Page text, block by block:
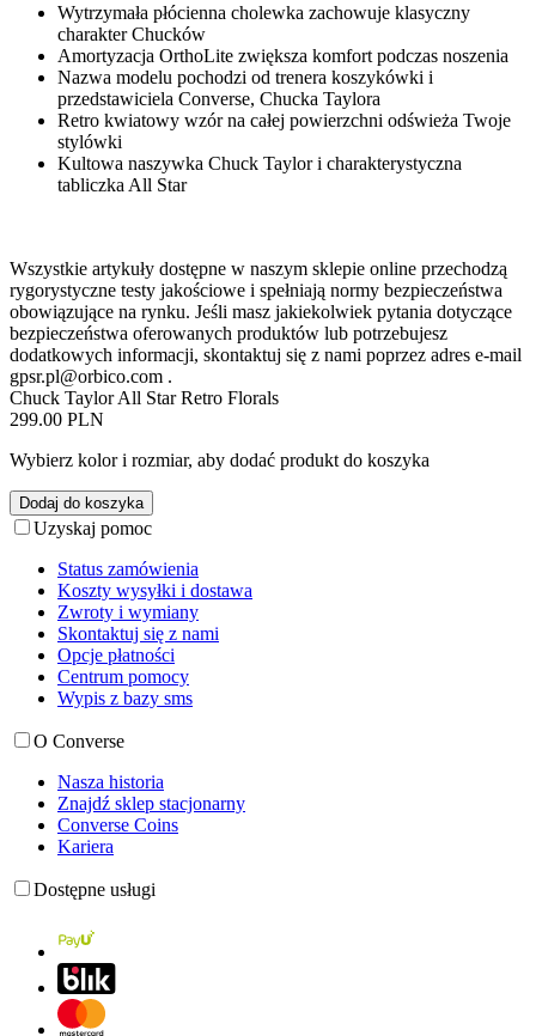
Wytrzymała płócienna cholewka zachowuje klasyczny
charakter Chucków
Amortyzacja OrthoLite zwiększa komfort podczas noszenia
Nazwa modelu pochodzi od trenera koszykówki i
przedstawiciela Converse, Chucka Taylora
Retro kwiatowy wzór na całej powierzchni odświeża Twoje
stylówki
Kultowa naszywka Chuck Taylor i charakterystyczna
tabliczka All Star
Wszystkie artykuły dostępne w naszym sklepie online przechodzą
rygorystyczne testy jakościowe i spełniają normy bezpieczeństwa
obowiązujące na rynku. Jeśli masz jakiekolwiek pytania dotyczące
bezpieczeństwa oferowanych produktów lub potrzebujesz
dodatkowych informacji, skontaktuj się z nami poprzez adres e-mail
gpsr.pl@orbico.com .
Chuck Taylor All Star Retro Florals
299.00 PLN
Wybierz kolor i rozmiar, aby dodać produkt do koszyka
Dodaj do koszyka
Uzyskaj pomoc
Status zamówienia
Koszty wysyłki i dostawa
Zwroty i wymiany
Skontaktuj się z nami
Opcje płatności
Centrum pomocy
Wypis z bazy sms
O Converse
Nasza historia
Znajdź sklep stacjonarny
Converse Coins
Kariera
Dostępne usługi